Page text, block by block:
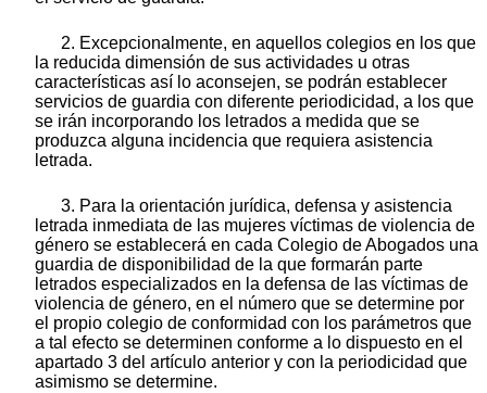
2. Excepcionalmente, en aquellos colegios en los que
la reducida dimensión de sus actividades u otras
características así lo aconsejen, se podrán establecer
servicios de guardia con diferente periodicidad, a los que
se irán incorporando los letrados a medida que se
produzca alguna incidencia que requiera asistencia
letrada.
3. Para la orientación jurídica, defensa y asistencia
letrada inmediata de las mujeres víctimas de violencia de
género se establecerá en cada Colegio de Abogados una
guardia de disponibilidad de la que formarán parte
letrados especializados en la defensa de las víctimas de
violencia de género, en el número que se determine por
el propio colegio de conformidad con los parámetros que
a tal efecto se determinen conforme a lo dispuesto en el
apartado 3 del artículo anterior y con la periodicidad que
asimismo se determine.